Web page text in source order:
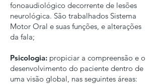
fonoaudiológico decorrente de lesões
neurológica. São trabalhados Sistema
Motor Oral e suas funções, e alterações
da fala;
Psicologia: propiciar a compreensão e o
desenvolvimento do paciente dentro de
uma visão global, nas seguintes áreas: